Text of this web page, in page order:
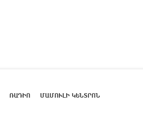
ՌԱԴԻՈ ՄԱՄՈՒԼԻ ԿԵՆՏՐՈՆ